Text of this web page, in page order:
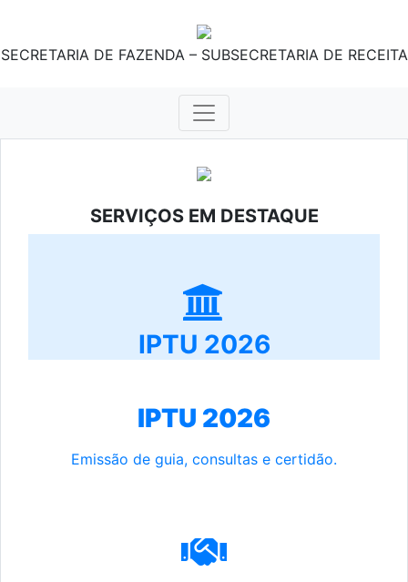
SECRETARIA DE FAZENDA – SUBSECRETARIA DE RECEITA
SERVIÇOS EM DESTAQUE
IPTU 2026
IPTU 2026
Emissão de guia, consultas e certidão.